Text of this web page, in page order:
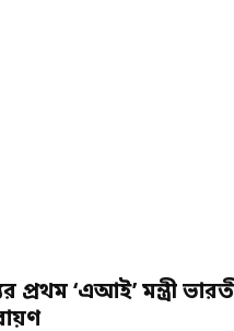
প্রথম ‘এআই’ মন্ত্রী